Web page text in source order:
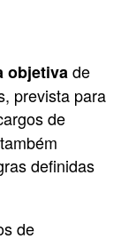
objetivade
prevista para
de
definidas
de